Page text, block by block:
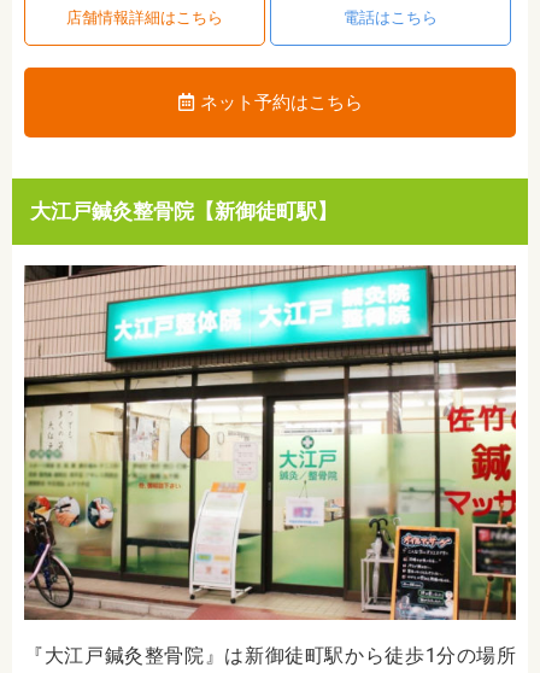
店舗情報詳細はこちら 電話はこちら
ネット予約はこちら
大江戸鍼灸整骨院【新御徒町駅】
『大江戸鍼灸整骨院』は新御徒町駅から徒歩1分の場所